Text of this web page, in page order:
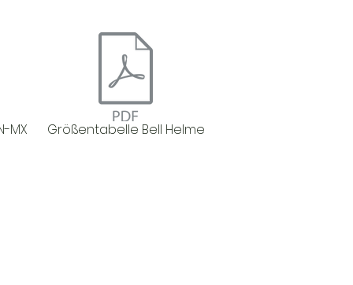
MX Größentabelle Bell Helme